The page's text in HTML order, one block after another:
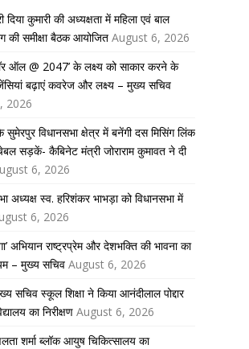
कुमारी की अध्यक्षता में महिला एवं बाल
की समीक्षा बैठक आयोजित August 6, 2026
ऑल @ 2047’ के लक्ष्य को साकार करने के
बढ़ाएं कवरेज और लक्ष्य – मुख्य सचिव
2026
सुमेरपुर विधानसभा क्षेत्र में बनेंगी दस मिसिंग लिंक
सड़कें- कैबिनेट मंत्री जोराराम कुमावत ने दी
6, 2026
अध्यक्ष स्व. हरिशंकर भाभड़ा को विधानसभा में
6, 2026
अभियान राष्ट्रप्रेम और देशभक्ति की भावना का
– मुख्य सचिव August 6, 2026
सचिव स्कूल शिक्षा ने किया आनंदीलाल पोद्दार
का निरीक्षण August 6, 2026
शर्मा ब्लॉक आयुष चिकित्सालय का